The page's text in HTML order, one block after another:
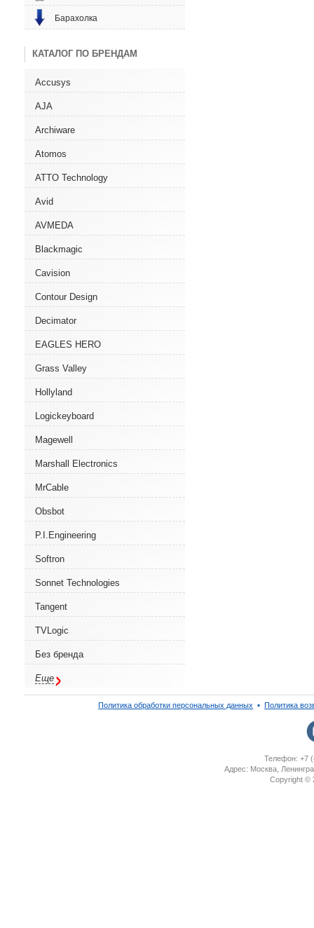
Барахолка
КАТАЛОГ ПО БРЕНДАМ
Accusys
AJA
Archiware
Atomos
ATTO Technology
Avid
AVMEDA
Blackmagic
Cavision
Contour Design
Decimator
EAGLES HERO
Grass Valley
Hollyland
Logickeyboard
Magewell
Marshall Electronics
MrCable
Obsbot
P.I.Engineering
Softron
Sonnet Technologies
Tangent
TVLogic
Без бренда
Еще
Политика обработки персональных данных ▪ Политика
Телефон: +7
Адрес: Москва,
Copyright ©